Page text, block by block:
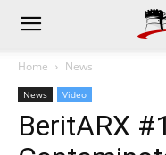
Home News
News Video
BeritARX